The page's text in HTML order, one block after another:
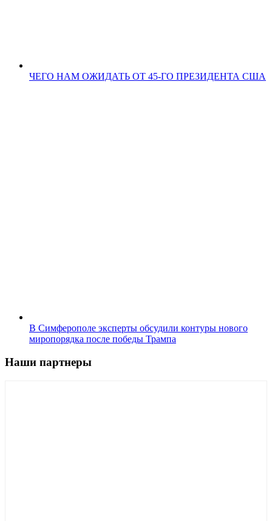
ЧЕГО НАМ ОЖИДАТЬ ОТ 45-ГО ПРЕЗИДЕНТА США
В Симферополе эксперты обсудили контуры нового
миропорядка после победы Трампа
Наши партнеры